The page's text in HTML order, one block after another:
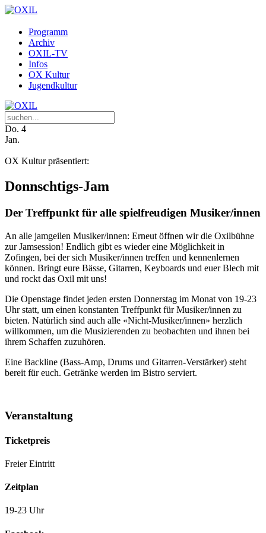
Programm
Archiv
OXIL-TV
Infos
OX Kultur
Jugendkultur
Do. 4
Jan.
OX Kultur präsentiert:
Donnschtigs-Jam
Der Treffpunkt für alle spielfreudigen Musiker/innen
An alle jamgeilen Musiker/innen: Erneut öffnen wir die Oxilbühne
zur Jamsession! Endlich gibt es wieder eine Möglichkeit in
Zofingen, bei der sich Musiker/innen treffen und kennenlernen
können. Bringt eure Bässe, Gitarren, Keyboards und euer Blech mit
und rockt das Oxil mit uns!
Die Openstage findet jeden ersten Donnerstag im Monat von 19-23
Uhr statt, um einen konstanten Treffpunkt für Musiker/innen zu
bieten. Natürlich sind auch alle «Nicht-Musiker/innen» herzlich
willkommen, um die Musizierenden zu beobachten und ihnen bei
ihrem Schaffen zuzuhören.
Eine Backline (Bass-Amp, Drums und Gitarren-Verstärker) steht
bereit für euch. Getränke werden im Bistro serviert.
Veranstaltung
Ticketpreis
Freier Eintritt
Zeitplan
19-23 Uhr